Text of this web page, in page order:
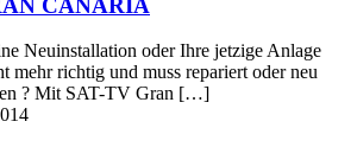
Neuinstallation oder Ihre jetzige Anlage
mehr richtig und muss repariert oder neu
? Mit SAT-TV Gran […]